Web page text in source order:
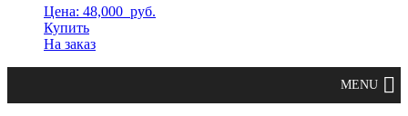
Цена: 48,000 руб.
Купить
На заказ